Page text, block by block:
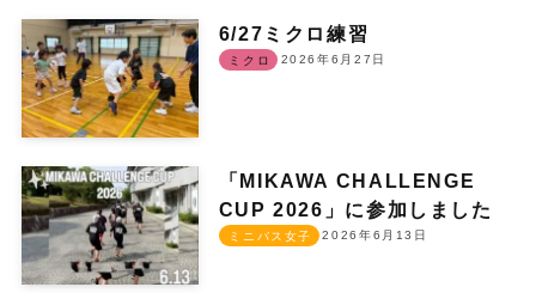
6/27ミクロ練習
2026年6月27日
ミクロ
「MIKAWA CHALLENGE
CUP 2026」に参加しました
2026年6月13日
ミニバス女子